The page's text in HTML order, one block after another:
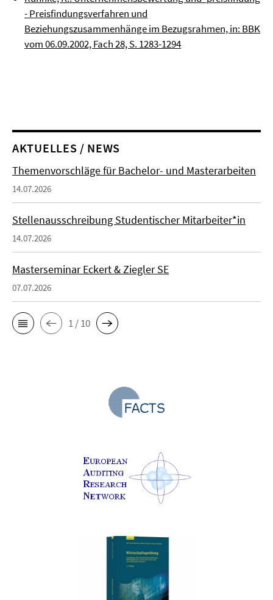
- Preisfindungsverfahren und
Beziehungszusammenhänge im Bezugsrahmen, in: BBK
vom 06.09.2002, Fach 28, S. 1283-1294
AKTUELLES / NEWS
Themenvorschläge für Bachelor- und Masterarbeiten
14.07.2026
Stellenausschreibung Studentischer Mitarbeiter*in
14.07.2026
Masterseminar Eckert & Ziegler SE
07.07.2026
1 / 10